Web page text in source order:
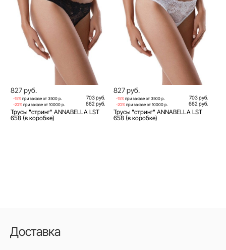
827 руб.
-15% при заказе от 3500 р. 703 руб.
-20% при заказе от 10000 р. 662 руб.
Трусы "стринг" ANNABELLA LST
658 (в коробке)
827 руб.
-15% при заказе от 3500 р. 703 руб.
-20% при заказе от 10000 р. 662 руб.
Трусы "стринг" ANNABELLA LST
658 (в коробке)
Доставка